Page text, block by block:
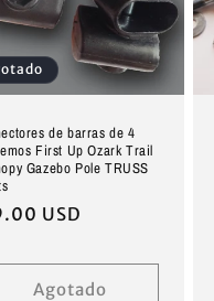
de barras de 4
First Up Ozark Trail
Gazebo Pole TRUSS
USD
Agotado